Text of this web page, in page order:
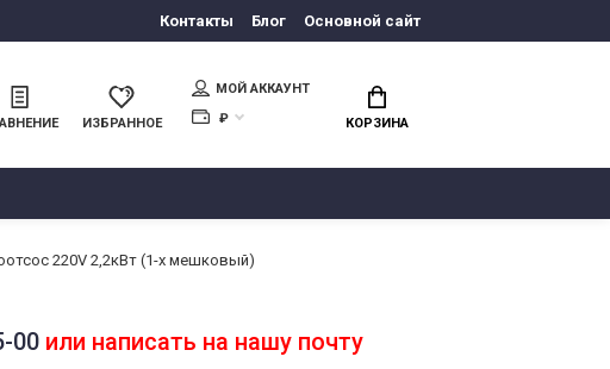
Контакты Блог Основной сайт
ИЗБРАННОЕ
МОЙ АККАУНТ
₽
КОРЗИНА
220V 2,2кВт (1-х мешковый)
00или написать на нашу почту